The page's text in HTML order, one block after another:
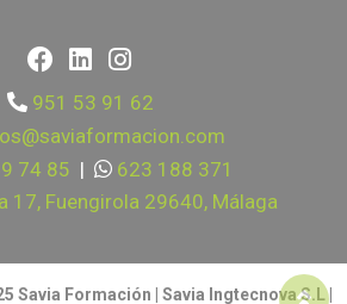
951 53 91 62
74 85 |
623 188 371
17, Fuengirola 29640, Málaga
Savia Formación | Savia Ingtecnova S.L |